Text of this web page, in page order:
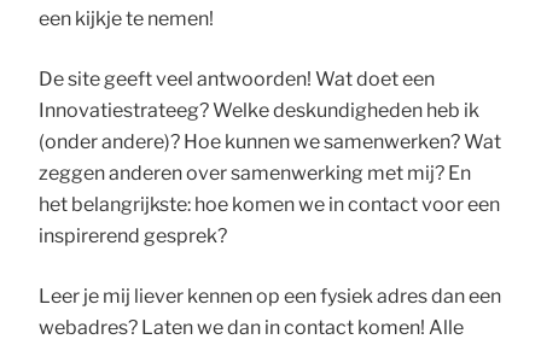
een kijkje te nemen!
De site geeft veel antwoorden! Wat doet een
Innovatiestrateeg? Welke deskundigheden heb ik
(onder andere)? Hoe kunnen we samenwerken? Wat
zeggen anderen over samenwerking met mij? En
het belangrijkste: hoe komen we in contact voor een
inspirerend gesprek?
Leer je mij liever kennen op een fysiek adres dan een
webadres? Laten we dan in contact komen! Alle